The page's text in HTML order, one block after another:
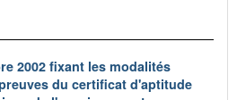
2002 fixant les modalités
du certificat d'aptitude